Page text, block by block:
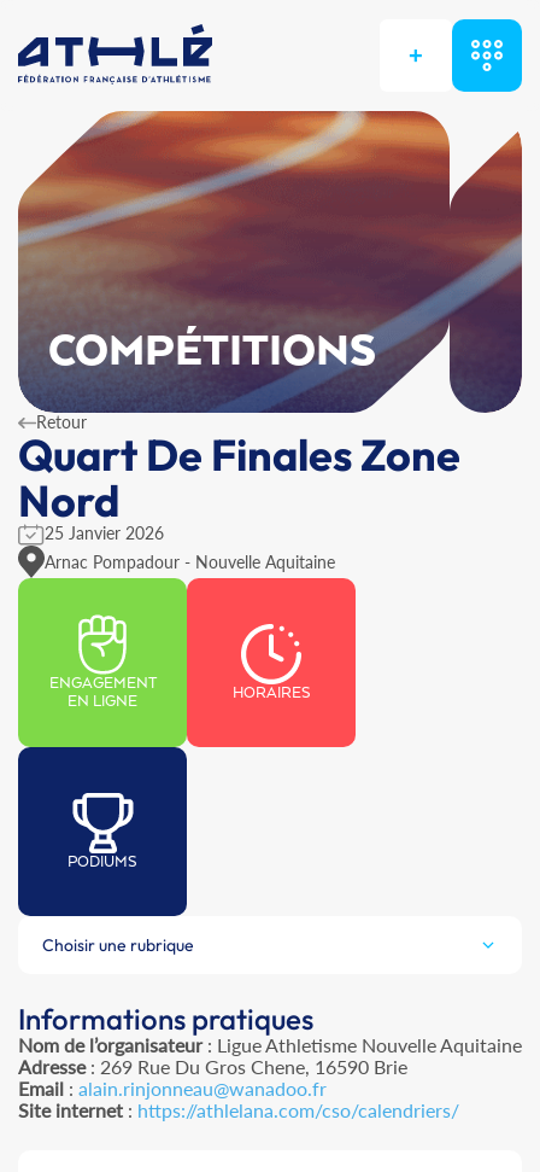
+
COMPÉTITIONS
Retour
Quart De Finales Zone
Nord
25 Janvier 2026
Arnac Pompadour - Nouvelle Aquitaine
ENGAGEMENT
EN LIGNE
HORAIRES
PODIUMS
Choisir une rubrique
Informations pratiques
Nom de l’organisateur: Ligue Athletisme Nouvelle Aquitaine
Adresse: 269 Rue Du Gros Chene, 16590 Brie
Email : alain.rinjonneau@wanadoo.fr
Site internet : https://athlelana.com/cso/calendriers/